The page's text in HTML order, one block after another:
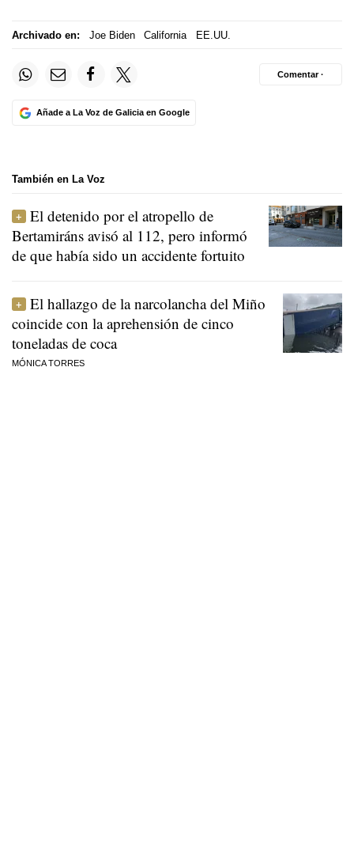
Archivado en: Joe Biden California EE.UU.
Añade a La Voz de Galicia en Google
Comentar ·
También en La Voz
El detenido por el atropello de
Bertamiráns avisó al 112, pero informó
de que había sido un accidente fortuito
El hallazgo de la narcolancha del Miño
coincide con la aprehensión de cinco
toneladas de coca
MÓNICA TORRES